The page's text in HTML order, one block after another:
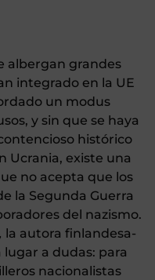
albergan grandes
integrado en la UE
un modus
y sin que se haya
histórico
Ucrania, existe una
no acepta que los
la Segunda Guerra
del nazismo.
la autora finlandesa-
a dudas: para
nacionalistas